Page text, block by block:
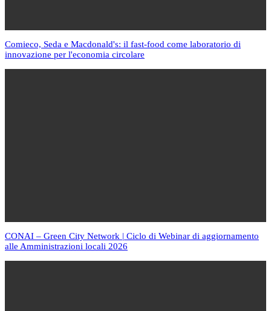
Comieco, Seda e Macdonald's: il fast-food come laboratorio di
innovazione per l'economia circolare
CONAI – Green City Network | Ciclo di Webinar di aggiornamento
alle Amministrazioni locali 2026